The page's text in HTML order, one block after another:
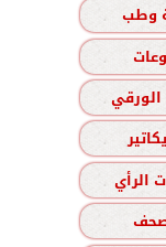
وطب
الورقي
الرأي